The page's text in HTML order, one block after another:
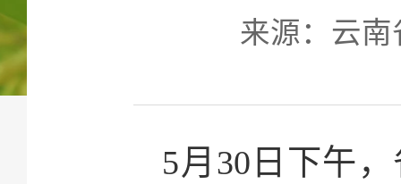
来源：云
5月30日下午